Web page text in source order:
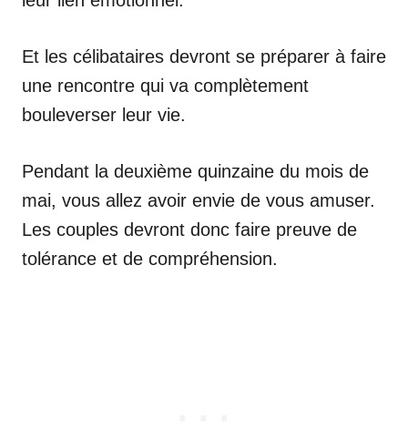
Et les célibataires devront se préparer à faire
une rencontre qui va complètement
bouleverser leur vie.
Pendant la deuxième quinzaine du mois de
mai, vous allez avoir envie de vous amuser.
Les couples devront donc faire preuve de
tolérance et de compréhension.